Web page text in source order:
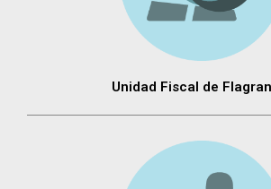
Unidad Fiscal de